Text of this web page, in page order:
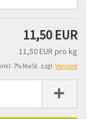
11,50 EUR
11,50 EUR pro kg
inkl. 7% MwSt. zzgl. Versand